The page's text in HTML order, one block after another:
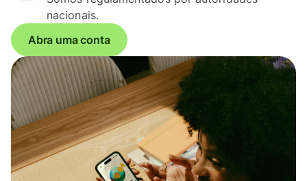
nacionais.
Abra uma conta